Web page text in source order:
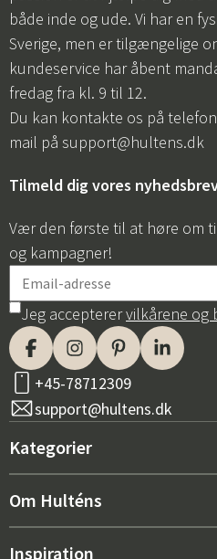
både inde og ude. Vi har en
Sverige, men er tilgængelige
kundeservice har åbent
fredag fra kl. 9 til 12.
Du kan kontakte os på
mail på support@hultens.dk
Tilmeld dig vores
Vær den første til at høre om
og kampagner!
Jeg accepterervilkårene og
+45-78712309
support@hultens.dk
Kategorier
Nyt hos os
Om Hulténs
Om Hulténs
Inspiration